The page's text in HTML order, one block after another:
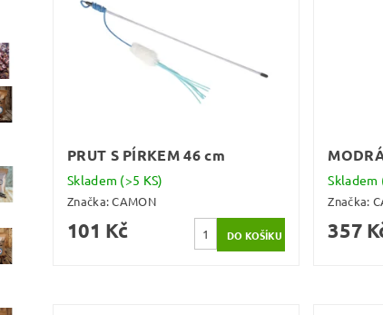
PRUT S PÍRKEM 46 cm
Skladem (>5 KS)
Značka:CAMON
101 Kč
Skladem
Značka:
357